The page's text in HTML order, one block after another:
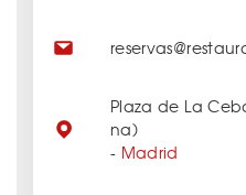
Plaza de La
na)
- Madrid